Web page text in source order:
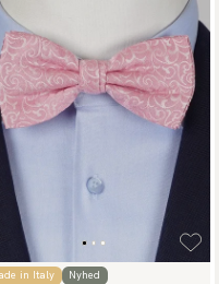
in Italy Nyhed